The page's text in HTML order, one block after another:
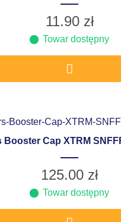
11.90 zł
Towar dostępny
Booster Cap XTRM
125.00 zł
Towar dostępny